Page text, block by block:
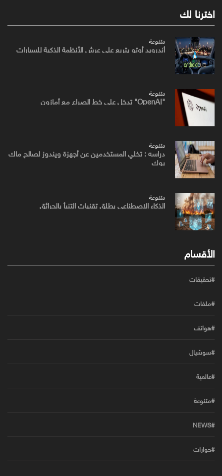
اخترنا لك
متنوعة
أندرويد أوتو يتربع علي عرش الأنظمة الذكية للسيارات
متنوعة
"OpenAI" تدخل علي خط الصراع مع أمازون
متنوعة
دراسه : تخلي المستخدمين عن أجهزة ويندوز لصالح ماك
بوك
متنوعة
الذكاء الاصطناعي يطلق تقنيات التنبأ بالحرائق
الأقسام
#تحقيقات
#ملفات
#هواتف
#سوشيال
#عالمية
#متنوعة
#NEWS
#حوارات